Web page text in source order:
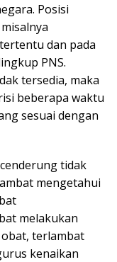
Posisi
dan pada
PNS.
tersedia, maka
beberapa waktu
sesuai dengan
tidak
mengetahui
melakukan
terlambat
kenaikan